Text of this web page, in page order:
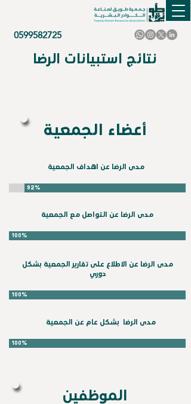
0599582725
نتائج استبيانات الرضا
أعضاء الجمعية
مدى الرضا عن اهداف الجمعية
92%
مدى الرضا عن التواصل مع الجمعية
100%
مدى الرضا عن الاطلاع على تقارير الجمعية بشكل
دوري
100%
مدى الرضا بشكل عام عن الجمعية
100%
الموظفين